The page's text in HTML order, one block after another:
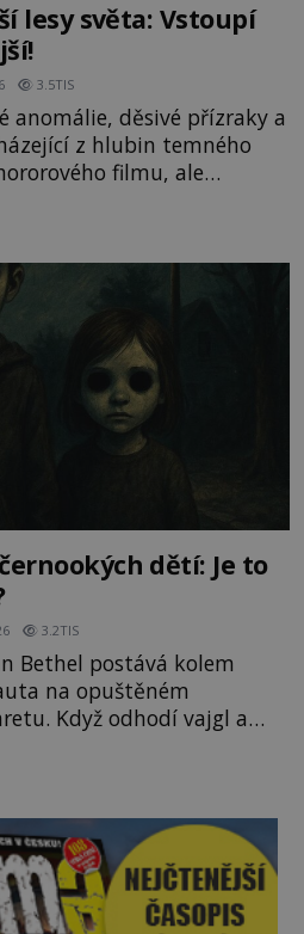
lesy světa: Vstoupí
3.5TIS
anomálie, děsivé přízraky a
z hlubin temného
filmu, ale
lesů, které jsou
světě. Lidé bydlící
lesích slyšeli? A odvážili
se je navštívit? [gallery ids="17
dětí: Je to
3.2TIS
Bethel postává kolem
na opuštěném
Když odhodí vajgl a
auta, přijdou k němu dva
být okolo 14 let.
od tohoto parkoviště,“
z nich. P